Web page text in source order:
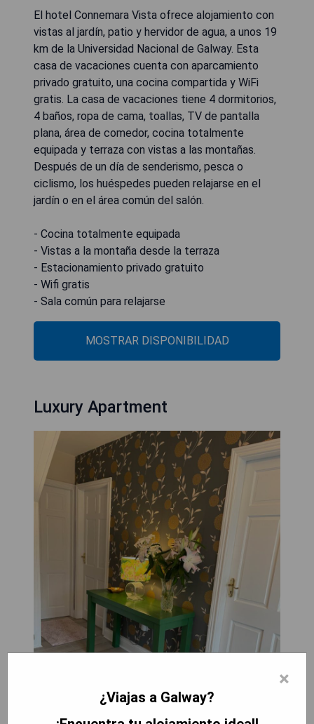
El hotel Connemara Vista ofrece alojamiento con
vistas al jardín, patio y hervidor de agua, a unos 19
km de la Universidad Nacional de Galway. Esta
casa de vacaciones cuenta con aparcamiento
privado gratuito, una cocina compartida y WiFi
gratis. La casa de vacaciones tiene 4 dormitorios,
4 baños, ropa de cama, toallas, TV de pantalla
plana, área de comedor, cocina totalmente
equipada y terraza con vistas a las montañas.
Después de un día de senderismo, pesca o
ciclismo, los huéspedes pueden relajarse en el
jardín o en el área común del salón.
- Cocina totalmente equipada
- Vistas a la montaña desde la terraza
- Estacionamiento privado gratuito
- Wifi gratis
- Sala común para relajarse
MOSTRAR DISPONIBILIDAD
Luxury Apartment
×
¿Viajas a Galway?